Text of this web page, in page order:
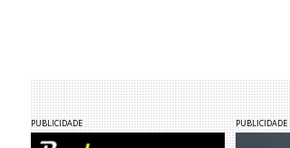
PUBLICIDADE PUBLICIDADE